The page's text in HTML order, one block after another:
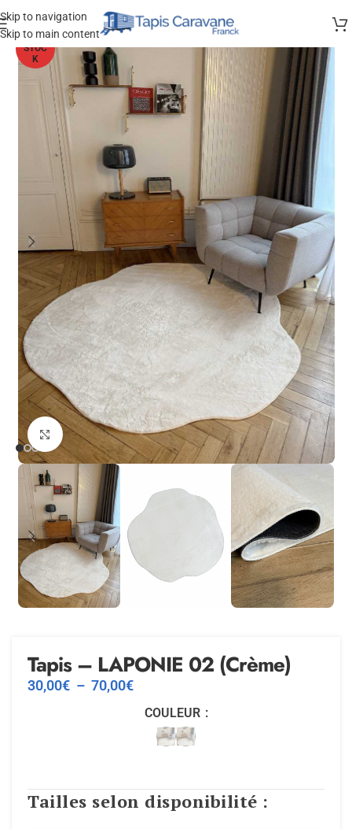
Skip to navigation
Skip to main content
HORS
STOC
K
Agrandir
Tapis – LAPONIE 02 (Crème)
30,00€ – 70,00€
COULEUR
Tailles selon disponibilité :